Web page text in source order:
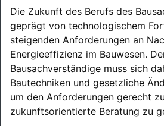
Die Zukunft des Berufs des
geprägt von technologischem
steigenden Anforderungen an
Energieeffizienz im Bauwesen.
Bausachverständige muss sich
Bautechniken und gesetzliche
um den Anforderungen gerecht
zukunftsorientierte Beratung zu